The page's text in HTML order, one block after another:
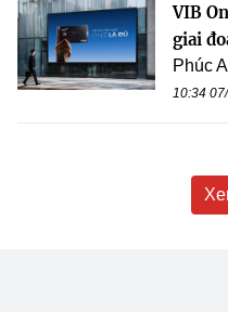
VIB
giai
Phúc
10:34